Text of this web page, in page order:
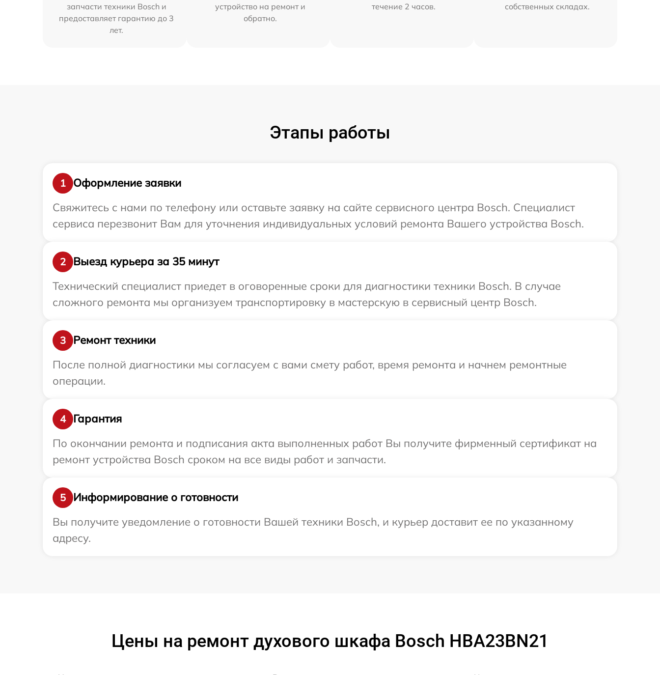
запчасти техники Bosch и
предоставляет гарантию до 3
лет.
устройство на ремонт и
обратно.
течение 2 часов.
собственных складах.
Этапы работы
1
Оформление заявки
Свяжитесь с нами по телефону или оставьте заявку на сайте сервисного центра Bosch. Специалист
сервиса перезвонит Вам для уточнения индивидуальных условий ремонта Вашего устройства Bosch.
2
Выезд курьера за 35 минут
Технический специалист приедет в оговоренные сроки для диагностики техники Bosch. В случае
сложного ремонта мы организуем транспортировку в мастерскую в сервисный центр Bosch.
3
Ремонт техники
После полной диагностики мы согласуем с вами смету работ, время ремонта и начнем ремонтные
операции.
4
Гарантия
По окончании ремонта и подписания акта выполненных работ Вы получите фирменный сертификат на
ремонт устройства Bosch сроком на все виды работ и запчасти.
5
Информирование о готовности
Вы получите уведомление о готовности Вашей техники Bosch, и курьер доставит ее по указанному
адресу.
Цены на ремонт духового шкафа Bosch HBA23BN21